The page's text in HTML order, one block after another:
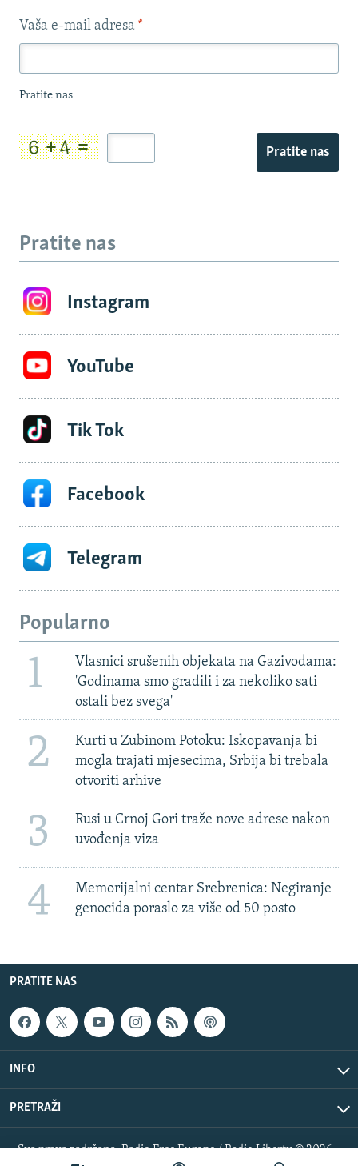
Vaša e-mail adresa *
Pratite nas
Pratite nas
Pratite nas
Instagram
YouTube
Tik Tok
Facebook
Telegram
Popularno
1
Vlasnici srušenih objekata na Gazivodama:
'Godinama smo gradili i za nekoliko sati
ostali bez svega'
2
Kurti u Zubinom Potoku: Iskopavanja bi
mogla trajati mjesecima, Srbija bi trebala
otvoriti arhive
3
Rusi u Crnoj Gori traže nove adrese nakon
uvođenja viza
4
Memorijalni centar Srebrenica: Negiranje
genocida poraslo za više od 50 posto
PRATITE NAS
INFO
PRETRAŽI
Sva prava zadržana. Radio Free Europe / Radio Liberty © 2026